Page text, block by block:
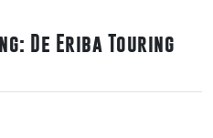
De Eriba Touring